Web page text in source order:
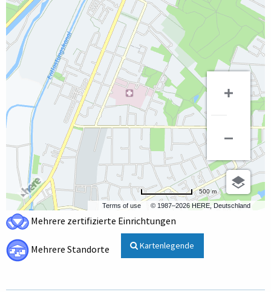
Terms of use © 1987–2026 HERE, Deutschland
500 m
Mehrere zertifizierte Einrichtungen
Mehrere Standorte Kartenlegende